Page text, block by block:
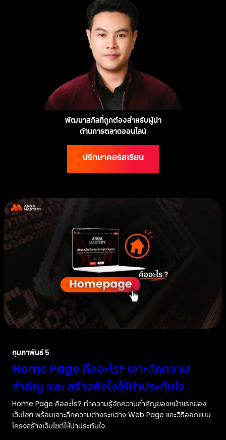
พัฒนาสกิลที่ถูกต้องสำหรับผู้นำ
ด้านการตลาดออนไลน์
ปรึกษาคอร์สเรียน
กุมภาพันธ์ 5
Home Page คืออะไร? เจาะลึกความ
สำคัญ และ สร้างยังไงให้น่าประทับใจ
Home Page คืออะไร? ทำความรู้จักความสำคัญของหน้าแรกของ
เว็บไซต์ พร้อมเจาะลึกความต่างระหว่าง Web Page และวิธีออกแบบ
โครงสร้างเว็บไซต์ให้น่าประทับใจ